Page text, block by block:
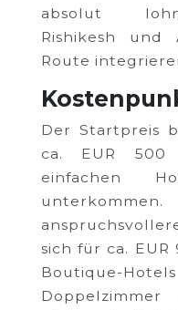
absolut
Rishikesh
Route
Der Startpreis
ca. EUR
einfachen
sich für ca.
Boutique-
Doppelzimmer